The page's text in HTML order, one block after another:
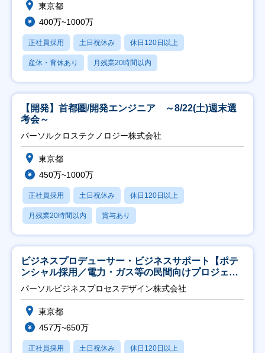
東京都
400万~1000万
正社員採用 土日祝休み 休日120日以上
産休・育休あり 月残業20時間以内
【開発】首都圏/開発エンジニア ～8/22(土)週末選
考会～
パーソルクロステクノロジー株式会社
東京都
450万~1000万
正社員採用 土日祝休み 休日120日以上
月残業20時間以内 賞与あり
ビジネスプロデューサー・ビジネスサポート【ポテ
ンシャル採用／電力・ガス等の民間向けプロジェク
ト推進】
パーソルビジネスプロセスデザイン株式会社
東京都
457万~650万
正社員採用 土日祝休み 休日120日以上